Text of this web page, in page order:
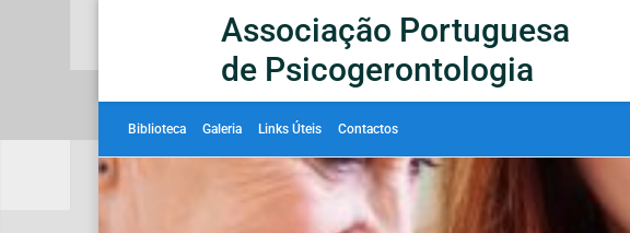
Associação Portuguesa
de Psicogerontologia
Biblioteca Galeria Links Úteis Contactos